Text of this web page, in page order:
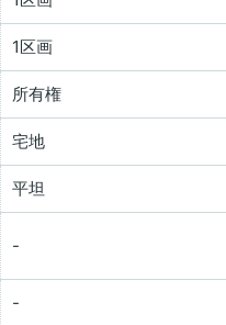
1区画
所有権
宅地
平坦